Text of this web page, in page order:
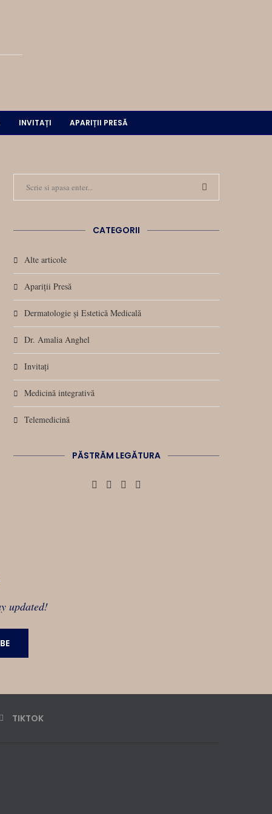
INVITAȚI APARIȚII PRESĂ
CATEGORII
Alte articole
Apariții Presă
Dermatologie și Estetică Medicală
Dr. Amalia Anghel
Invitați
Medicină integrativă
Telemedicină
PĂSTRĂM LEGĂTURA
updated!
TIKTOK